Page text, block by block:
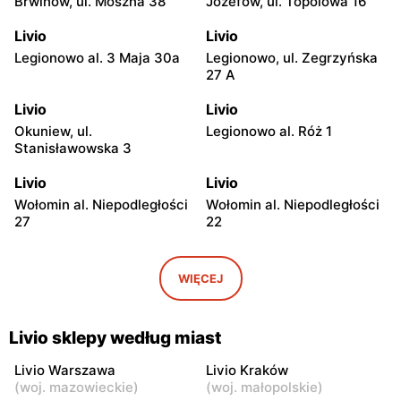
Livio
Legionowo al. 3 Maja 30a
Livio
Legionowo, ul. Zegrzyńska
27 A
Livio
Okuniew, ul.
Stanisławowska 3
Livio
Legionowo al. Róż 1
Livio
Wołomin al. Niepodległości
27
Livio
Wołomin al. Niepodległości
22
Otwock, ul. Warszawska
Livio
Otwock, ul. Wawerska 10
Livio
Wołomin, ul. Szosa
Jadowska 14B
Livio
Batorego 34
WIĘCEJ
Livio sklepy według miast
Livio Warszawa
(woj. mazowieckie)
Livio Kraków
(woj. małopolskie)